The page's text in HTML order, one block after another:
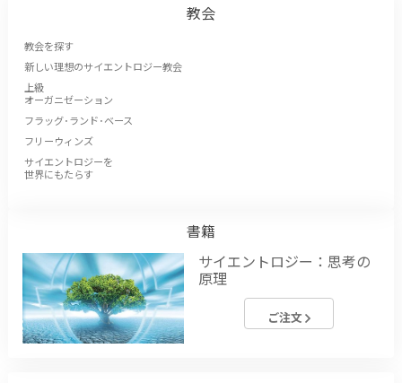
教会
教会を探す
新しい理想のサイエントロジー教会
上級
オーガニゼーション
フラッグ･ランド･ベース
フリーウィンズ
サイエントロジーを
世界にもたらす
書籍
サイエントロジー：思考の
原理
ご注文